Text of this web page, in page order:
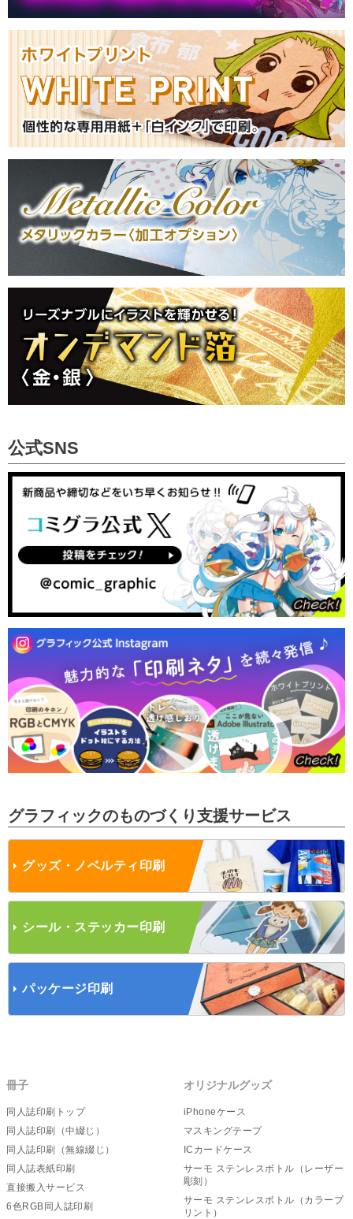
した
大雨による商品のお届け遅延について
2025/8/6
【布タペストリー印刷】ご注文一時停止のお知
らせ
2025/8/5
【サーモ ステンレスタンブラー】のご注文受
付を再開しました
2025/7/29
「不織布バッグ」について重要なお知らせ
した
2025/5/7
【新商品】「アクリルアンブレラマーカー（ア
クリルチャーム）」の取り扱いを開始しまし
た！
2025/5/7
【サーモ ステンレスボトル印刷】について重
要なお知らせ
2025/5/2
【オリジナル缶バッジ印刷】のご注文受付を再
開いたしました
2025/4/22
【サーモ ステンレスボトル印刷】について重
要なお知らせ
2025/4/18
【サーモ ステンレスボトル印刷】について重
要なお知らせ
2025/4/14
【サーモ ステンレスボトル印刷】について重
要なお知らせ
2025/3/21
要なお知らせ
2025/3/18
【不織布バッグ】のご注文受付を再開いたしま
2025/3/18
【不織布バッグ】について重要なお知らせ
2025/3/14
【アイロンシート】のご注文受付を再開いたし
ました
2025/3/8
【アイロンシート】について重要なお知らせ
2025/2/26
【不織布バッグ】について重要なお知らせ
2025/2/19
【表面加工】「マットPP貼（オンデマン
ド）」のご注文受付を再開いたしました
【表面加工】「マットPP貼（オンデマン
ド）」について重要なお知らせ
2025/2/17
【オンデマンドポスター印刷】について重要な
お知らせ
2025/2/15
【不織布バッグ】のご注文受付を再開しました
2025/2/15
【不織布バッグ】について重要なお知らせ
2025/2/12
【サーモボトル（レーザー彫刻）】のご注文受
【サーモボトル（カラープリント）】のご注文
受付を再開しました
2025/2/12
【新商品】フルカラータオル印刷をリニューア
ルしました！
2025/2/7
【マスキングテープ】メンテナンスのお知らせ
【新商品】布タペストリー印刷のご注文受付を
開始しました！
2025/1/9
【キャンバスプリント】のご注文受付を再開し
ました
2025/1/9
【6色RGB冊子印刷】受注制限を解除いたしま
2024/12/24
【6色RGB冊子印刷】受注制限のお知らせ
2024/11/20
【不織布バッグ】のご注文受付を再開いたしま
2024/11/15
【ICカードケース印刷】のご注文受付を再開い
公式SNS
グラフィックのものづくり支援サービス
グッズ・ ノベルティ印刷
シール・ ステッカー印刷
パッケージ印刷
冊子
同人誌印刷トップ
同人誌印刷（中綴じ）
同人誌印刷（無線綴じ）
同人誌表紙印刷
直接搬入サービス
6色RGB同人誌印刷
オリジナルグッズ
iPhoneケース
マスキングテープ
ICカードケース
サーモ ステンレスボトル（レーザー
彫刻）
サーモ ステンレスボトル（カラープ
リント）